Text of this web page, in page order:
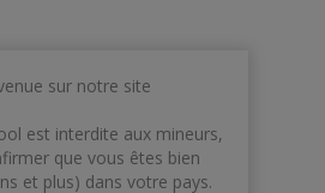
sur notre site
est interdite aux mineurs,
que vous êtes bien
et plus) dans votre pays.